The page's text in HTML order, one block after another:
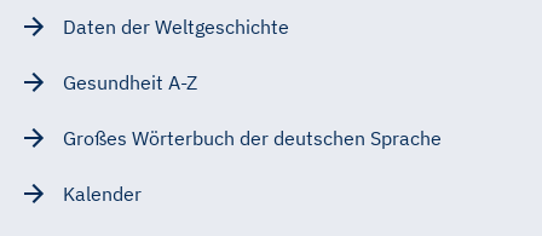
Daten der Weltgeschichte
Gesundheit A-Z
Großes Wörterbuch der deutschen Sprache
Kalender